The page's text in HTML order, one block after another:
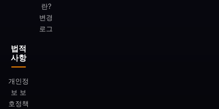
란?
변경
로그
법적
사항
개인정
보 보
호정책